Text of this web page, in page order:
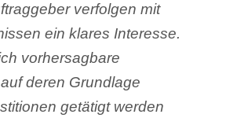
verfolgen mit
ein klares Interesse.
vorhersagbare
deren Grundlage
getätigt werden